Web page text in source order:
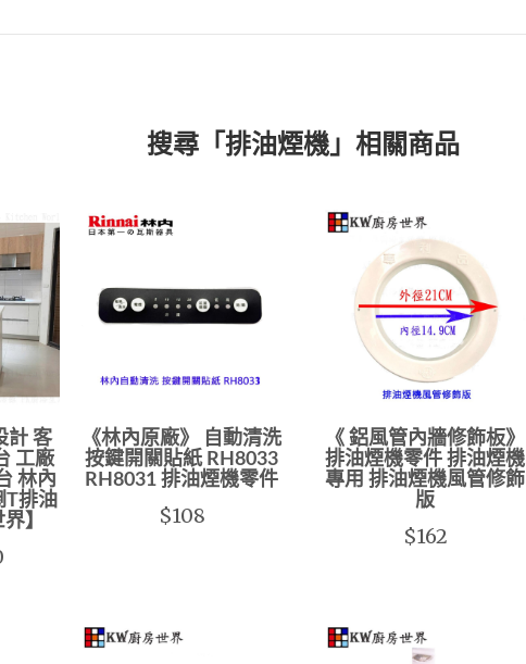
搜尋「排油煙機」相關商品
計 客
工廠
林內
T排油
】
《林內原廠》 自動清洗
按鍵開關貼紙 RH8033
RH8031 排油煙機零件
$108
《 鋁風管內牆修飾板》
排油煙機零件 排油煙機
專用 排油煙機風管修飾
版
$162